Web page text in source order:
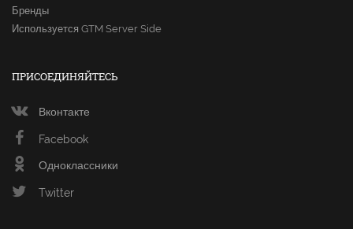
Бренды
Используется GTM Server Side
ПРИСОЕДИНЯЙТЕСЬ
Вконтакте
Facebook
Одноклассники
Twitter